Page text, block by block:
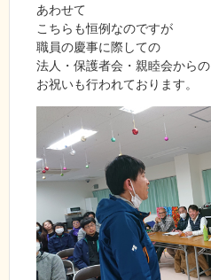
あわせて
こちらも恒例なのですが
職員の慶事に際しての
法人・保護者会・親睦会からの
お祝いも行われております。